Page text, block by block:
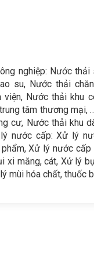
nghiệp: Nước
su, Nước thải
Nước thải khu
tâm thương
cư, Nước thải khu
nước cấp: Xử lý
Xử lý nước
măng, cát, Xử lý
mùi hóa chất,